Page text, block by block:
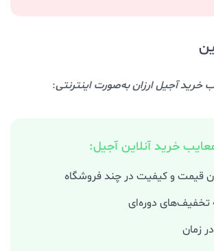
خرید آجیل ارزان به‌صورت اینترنتی:
معایب خرید آنلاین آجیل:
قیمت و کیفیت در چند فروشگاه
دوره‌ای
زمان